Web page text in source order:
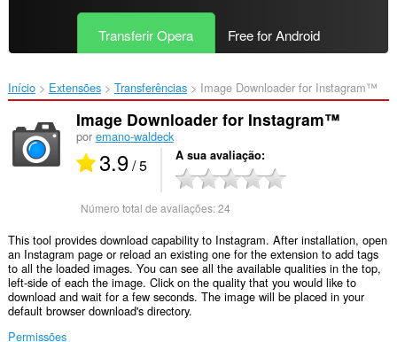
Transferir Opera Free for Android
Início Extensões Transferências Image Downloader for Instagram™‎
Image Downloader for Instagram™
por emano-waldeck
3.9/ 5 A sua avaliação
Número total de avaliações:24
This tool provides download capability to Instagram. After installation, open
an Instagram page or reload an existing one for the extension to add tags
to all the loaded images. You can see all the available qualities in the top,
left-side of each the image. Click on the quality that you would like to
download and wait for a few seconds. The image will be placed in your
default browser download's directory.
Permissões